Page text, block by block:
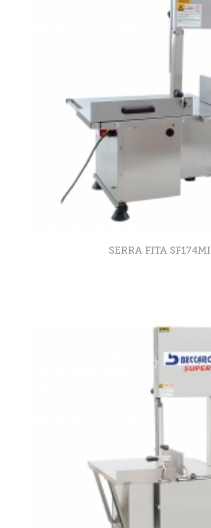
SERRA FITA SF174MI